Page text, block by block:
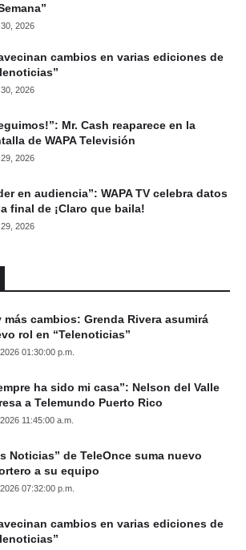
2026
cambios en varias ediciones de
2026
Mr. Cash reaparece en la
de WAPA Televisión
2026
en audiencia”: WAPA TV celebra datos
final de ¡Claro que baila!
2026
más cambios: Grenda Rivera asumirá
rol en “Telenoticias”
01:30:00 p.m.
ha sido mi casa”: Nelson del Valle
a Telemundo Puerto Rico
11:45:00 a.m.
Noticias” de TeleOnce suma nuevo
a su equipo
07:32:00 p.m.
cambios en varias ediciones de